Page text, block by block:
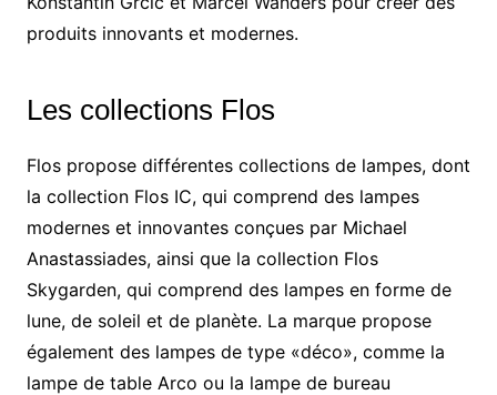
produits innovants et modernes.
Les collections Flos
Flos propose différentes collections de lampes, dont
la collection Flos IC, qui comprend des lampes
modernes et innovantes conçues par Michael
Anastassiades, ainsi que la collection Flos
Skygarden, qui comprend des lampes en forme de
lune, de soleil et de planète. La marque propose
également des lampes de type «déco», comme la
lampe de table Arco ou la lampe de bureau